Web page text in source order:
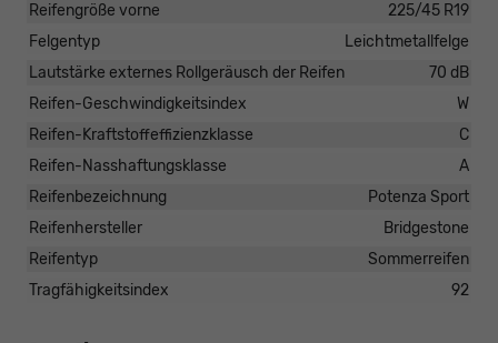
Reifengröße vorne
225/45 R19
Felgentyp
Leichtmetallfelge
Lautstärke externes Rollgeräusch der Reifen
70 dB
Reifen-Geschwindigkeitsindex
W
Reifen-Kraftstoffeffizienzklasse
C
Reifen-Nasshaftungsklasse
A
Reifenbezeichnung
Potenza Sport
Reifenhersteller
Bridgestone
Reifentyp
Sommerreifen
Tragfähigkeitsindex
92